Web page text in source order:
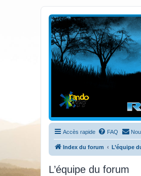
Randovttfree.fr
Bienvenue sur le site des randos
Accès rapide FAQ
Index du forum L’équipe
L’équipe du forum